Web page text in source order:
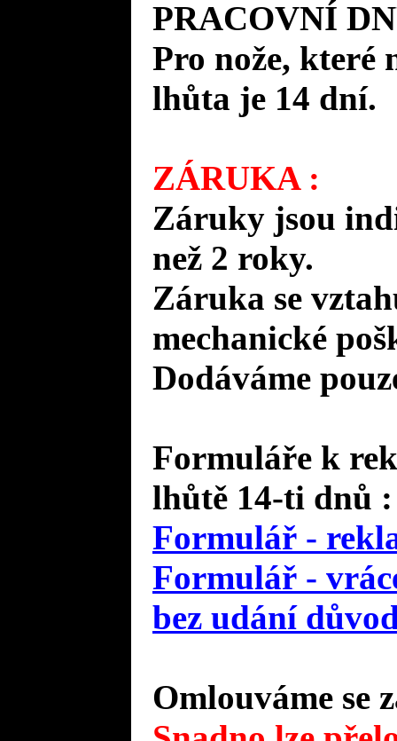
PRACOVNÍ
Pro nože, které
lhůta je 14 dní.
ZÁRUKA :
Záruky jsou
než 2 roky.
Záruka se
mechanické
Dodáváme
Formuláře k
lhůtě 14-ti dnů :
Formulář -
Formulář -
bez udání
Omlouváme se